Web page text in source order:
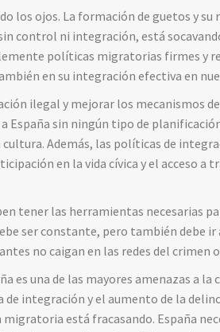
los ojos. La formación de guetos y
control ni integración, está
políticas migratorias firmes y
en su integración efectiva en
ilegal y mejorar los mecanismos
España sin ningún tipo de
Además, las políticas de
en la vida cívica y el acceso a
tener las herramientas necesarias
ser constante, pero también debe
no caigan en las redes del crimen
es una de las mayores amenazas a la
integración y el aumento de la
está fracasando. España